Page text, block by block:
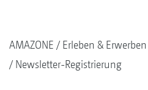
AMAZONE Erleben & Erwerben
Newsletter-Registrierung